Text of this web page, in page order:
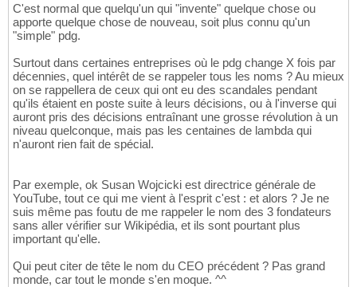
C'est normal que quelqu'un qui "invente" quelque chose ou
apporte quelque chose de nouveau, soit plus connu qu'un
"simple" pdg.
Surtout dans certaines entreprises où le pdg change X fois par
décennies, quel intérêt de se rappeler tous les noms ? Au mieux
on se rappellera de ceux qui ont eu des scandales pendant
qu'ils étaient en poste suite à leurs décisions, ou à l'inverse qui
auront pris des décisions entraînant une grosse révolution à un
niveau quelconque, mais pas les centaines de lambda qui
n'auront rien fait de spécial.
Par exemple, ok Susan Wojcicki est directrice générale de
YouTube, tout ce qui me vient à l'esprit c'est : et alors ? Je ne
suis même pas foutu de me rappeler le nom des 3 fondateurs
sans aller vérifier sur Wikipédia, et ils sont pourtant plus
important qu'elle.
Qui peut citer de tête le nom du CEO précédent ? Pas grand
monde, car tout le monde s'en moque. ^^